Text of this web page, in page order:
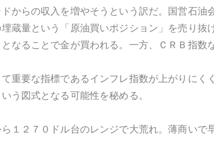
からの収入を増やそうという訳だ。国営石油
蔵量という「原油買いポジション」を売り抜
なることで金が買われる。一方、ＣＲＢ指数
重要な指標であるインフレ指数が上がりにく
う図式となる可能性を秘める。
１２７０ドル台のレンジで大荒れ。薄商いで